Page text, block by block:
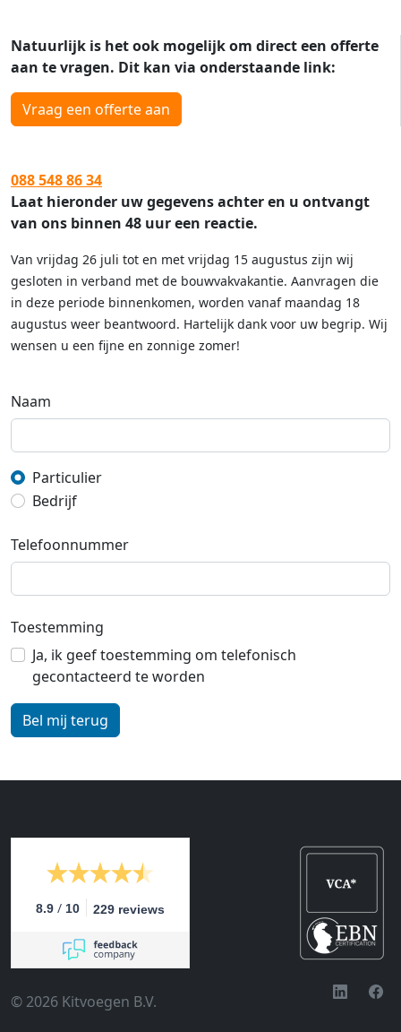
Natuurlijk is het ook mogelijk om direct een offerte
aan te vragen. Dit kan via onderstaande link:
Vraag een offerte aan
088 548 86 34
Laat hieronder uw gegevens achter en u ontvangt
van ons binnen 48 uur een reactie.
Van vrijdag 26 juli tot en met vrijdag 15 augustus zijn wij
gesloten in verband met de bouwvakvakantie. Aanvragen die
in deze periode binnenkomen, worden vanaf maandag 18
augustus weer beantwoord. Hartelijk dank voor uw begrip. Wij
wensen u een fijne en zonnige zomer!
Naam
Particulier
Bedrijf
Telefoonnummer
Toestemming
Ja, ik geef toestemming om telefonisch
gecontacteerd te worden
8.9 / 10 229 reviews
© 2026 Kitvoegen B.V.